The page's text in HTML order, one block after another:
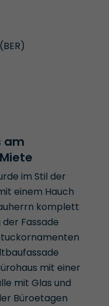
am
im Stil der
einem Hauch
komplett
Fassade
mit einer
mit Glas und
Büroetagen